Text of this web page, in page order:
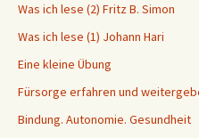
Was ich lese (2) Fritz B. Simon
Was ich lese (1) Johann Hari
Eine kleine Übung
Fürsorge erfahren und
Bindung. Autonomie. Gesundheit